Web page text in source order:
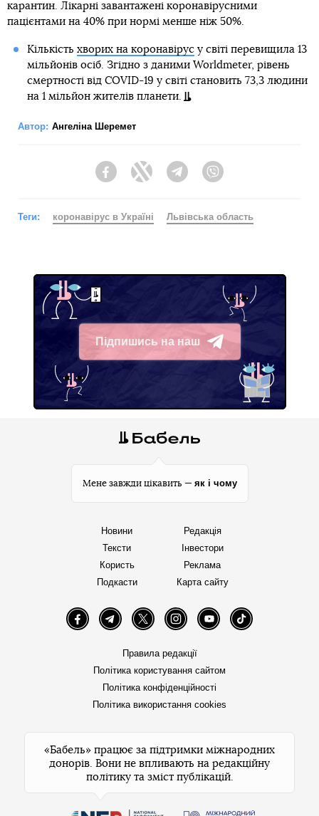
карантин. Лікарні завантажені коронавірусними
пацієнтами на 40% при нормі менше ніж 50%.
Кількість хворих на коронавірусу світі перевищила 13
мільйонів осіб. Згідно з даними Worldmeter, рівень
смертності від COVID-19 у світі становить 73,3 людини
на 1 мільйон жителів планети.
Автор: Ангеліна Шеремет
FacebookTwitter Telegram
Теги: коронавірус в Україні Львівська область
Підпишись на наш
Telegram
Мене завжди цікавить — як і чому
Новини
Тексти
Користь
Подкасти
Редакція
Інвестори
Реклама
Карта сайту
FacebookTelegramTwitter InstagramYouTube TikTok
Правила редакції
Політика користування сайтом
Політика конфіденційності
Політика використання cookies
«Бабель» працює за підтримки міжнародних
донорів. Вони не впливають на редакційну
політику та зміст публікацій.